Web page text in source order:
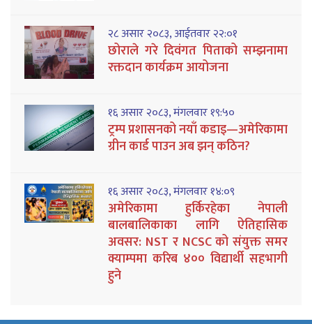
२८ असार २०८३, आईतवार २२:०१
छोराले गरे दिवंगत पिताको सम्झनामा
रक्तदान कार्यक्रम आयोजना
१६ असार २०८३, मंगलवार १९:५०
ट्रम्प प्रशासनको नयाँ कडाइ—अमेरिकामा
ग्रीन कार्ड पाउन अब झन् कठिन?
१६ असार २०८३, मंगलवार १४:०९
अमेरिकामा हुर्किरहेका नेपाली
बालबालिकाका लागि ऐतिहासिक
अवसर: NST र NCSC को संयुक्त समर
क्याम्पमा करिब ४०० विद्यार्थी सहभागी
हुने